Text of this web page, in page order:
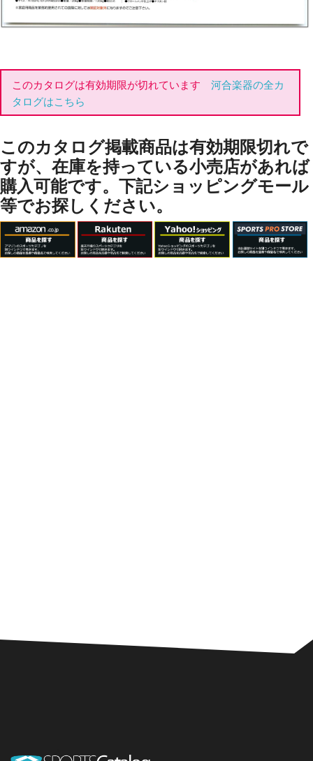
このカタログは有効期限が切れています 河合楽器の全カ
タログはこちら
このカタログ掲載商品は有効期限切れで
すが、在庫を持っている小売店があれば
購入可能です。下記ショッピングモール
等でお探しください。